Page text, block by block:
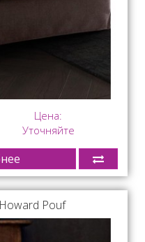
Цена:
Уточняйте
Pouf